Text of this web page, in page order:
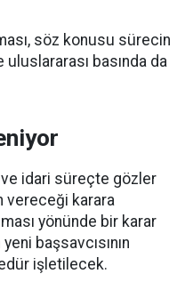
söz konusu sürecin
uluslararası basında da
ve idari süreçte gözler
vereceği karara
yönünde bir karar
başsavcısının
işletilecek.